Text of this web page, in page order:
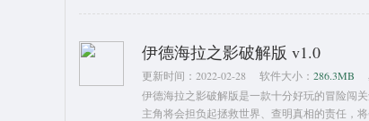
星球的勘探。不过我们玩家的勘探时间是非常
伊德海拉之影破解版 v1.0
更新时间： 2022-02-28 软件大小： 286.3MB
伊德海拉之影破解版是一款十分好玩的冒险闯
主角将会担负起拯救世界、查明真相的责任，